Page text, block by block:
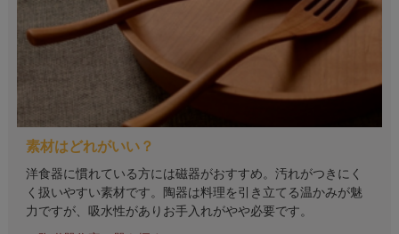
素材はどれがいい？
洋食器に慣れている方には磁器がおすすめ。汚れがつきにく
く扱いやすい素材です。陶器は料理を引き立てる温かみが魅
力ですが、吸水性がありお手入れがやや必要です。